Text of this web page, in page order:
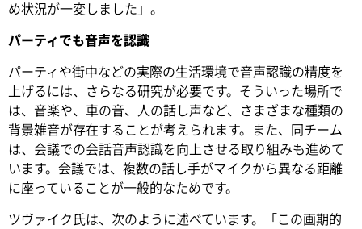
め状況が一変しました」。
パーティでも音声を認識
パーティや街中などの実際の生活環境で音声認識の精度を
上げるには、さらなる研究が必要です。そういった場所で
は、音楽や、車の音、人の話し声など、さまざまな種類の
背景雑音が存在することが考えられます。また、同チーム
は、会議での会話音声認識を向上させる取り組みも進めて
います。会議では、複数の話し手がマイクから異なる距離
に座っていることが一般的なためです。
ツヴァイク氏は、次のように述べています。「この画期的